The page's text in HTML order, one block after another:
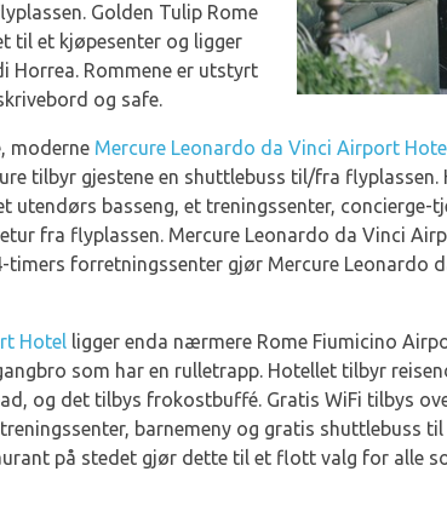
Golden Tulip Rome
til et kjøpesenter og ligger
Horrea. Rommene er utstyrt
og safe.
moderne Mercure Leonardo da Vinci Airport
tilbyr gjestene en shuttlebuss til/fra
utendørs basseng, et treningssenter,
fra flyplassen. Mercure Leonardo da Vinci
timers forretningssenter gjør Mercure
Hotel ligger enda nærmere Rome Fiumicino
som har en rulletrapp. Hotellet tilbyr
og det tilbys frokostbuffé. Gratis WiFi tilbys
barnemeny og gratis shuttlebuss
på stedet gjør dette til et flott valg for alle